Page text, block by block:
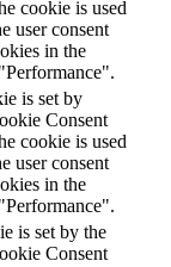
cookie is used
user consent
in the
is set by
Consent
cookie is used
user consent
in the
is set by the
Consent